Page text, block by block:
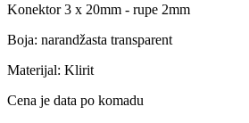
Konektor 3 x 20mm - rupe 2mm
Boja: narandžasta transparent
Materijal: Klirit
Cena je data po komadu